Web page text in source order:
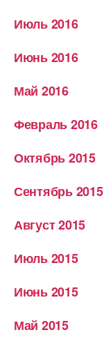
Июль 2016
Июнь 2016
Май 2016
Февраль 2016
Октябрь 2015
Сентябрь 2015
Август 2015
Июль 2015
Июнь 2015
Май 2015